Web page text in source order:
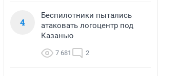
4
Беспилотники пытались
атаковать логоцентр под
Казанью
7 681 2